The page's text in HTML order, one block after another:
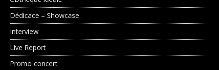
Dédicace – Showcase
Interview
Live Report
Promo concert